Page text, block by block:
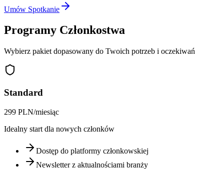
Umów Spotkanie
Programy Członkostwa
Wybierz pakiet dopasowany do Twoich potrzeb i oczekiwań
Standard
299 PLN/miesiąc
Idealny start dla nowych członków
Dostęp do platformy członkowskiej
Newsletter z aktualnościami branży